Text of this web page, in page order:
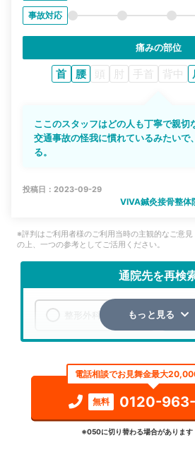
事故対応
痛みの部位
首 腰 頭 肘 手首 背中
ここのスタッフはどの人も丁寧で親切
交通事故の怪我に慣れているみたいで
る。
投稿日：2023-09-29
VIVA鍼灸接骨整体
※評判はご利用者様のご利用当時の主観的なご意
の上、一つの参考としてご活用ください。
通院先を再検
整形外科
検索する
詳細条件で絞り込
もっと見る
電話相談でお見舞金最大
無料 0120-
※050に切り替わる場合があります